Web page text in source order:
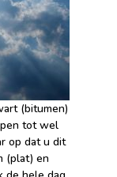
(bitumen)
tot wel
op dat u dit
(plat) en